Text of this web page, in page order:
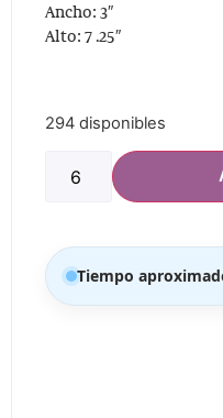
Ancho: 3″
Alto: 7 .25″
294 disponibles
Tiempo